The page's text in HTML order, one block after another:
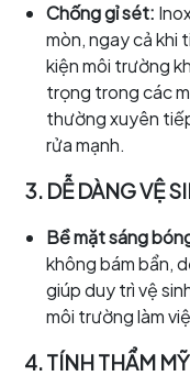
Chống gỉ sét:
mòn, ngay cả khi
kiện môi trường
trọng trong các
thường xuyên
rửa mạnh.
3. DỄ DÀNG VỆ
Bề mặt sáng
không bám bẩn,
giúp duy trì vệ
môi trường làm
4. TÍNH THẨM